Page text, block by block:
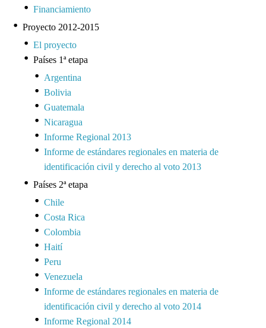
Financiamiento
Proyecto 2012-2015
El proyecto
Países 1ª etapa
Argentina
Bolivia
Guatemala
Nicaragua
Informe Regional 2013
Informe de estándares regionales en materia de
identificación civil y derecho al voto 2013
Países 2ª etapa
Chile
Costa Rica
Colombia
Haití
Peru
Venezuela
Informe de estándares regionales en materia de
identificación civil y derecho al voto 2014
Informe Regional 2014